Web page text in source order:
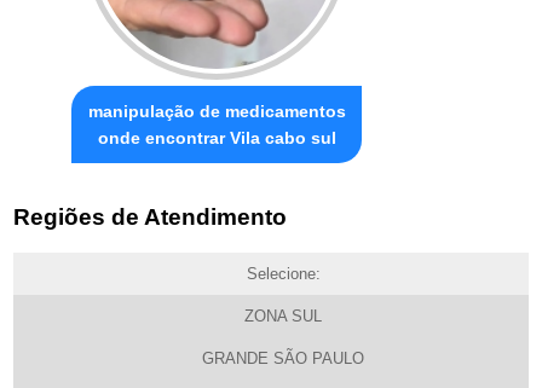
manipulação de medicamentos
onde encontrar Vila cabo sul
Regiões de Atendimento
Selecione:
ZONA SUL
GRANDE SÃO PAULO